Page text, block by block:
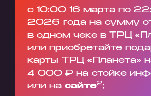
с 10:00 16 марта по
2026 года на сумму
в одном чеке в ТРЦ
или приобретайте
карты ТРЦ «Планета»
4 000 ₽ на стойке
или на сайте2;